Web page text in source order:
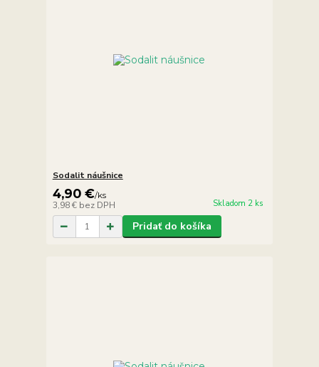
Sodalit náušnice
4,90 €/ks
3,98 € bez DPH Skladom 2 ks
Pridať do košíka